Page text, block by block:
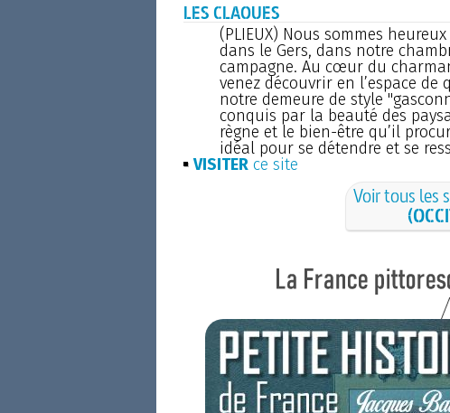
LES CLAOUES
(PLIEUX) Nous sommes
dans le Gers, dans notre
campagne. Au cœur du
venez découvrir en l’espace de
notre demeure de style
conquis par la beauté des
règne et le bien-être qu’il
idéal pour se détendre et se
VISITERce site
Voir tous les